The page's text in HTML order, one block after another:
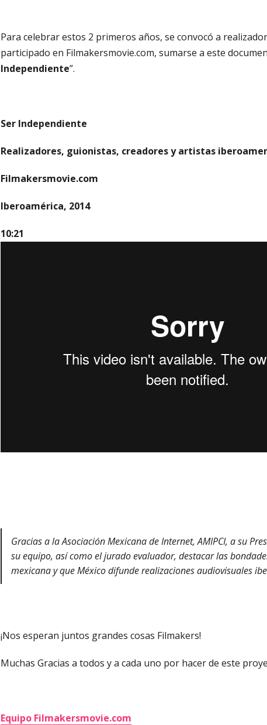
Para celebrar estos 2 primeros años, se convocó a
participado en Filmakersmovie.com, sumarse a este
Independiente”.
Ser Independiente
Realizadores, guionistas, creadores y artistas
Filmakersmovie.com
Iberoamérica, 2014
10:21
Gracias a la Asociación Mexicana de Internet, AMIPCI, a su
su equipo, así como el jurado evaluador, destacar las
mexicana y que México difunde realizaciones audiovisuales
¡Nos esperan juntos grandes cosas Filmakers!
Muchas Gracias a todos y a cada uno por hacer de este
Equipo Filmakersmovie.com